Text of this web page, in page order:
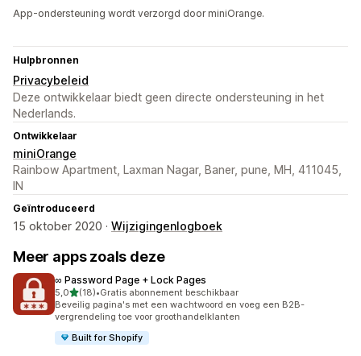
App-ondersteuning wordt verzorgd door miniOrange.
Hulpbronnen
Privacybeleid
Deze ontwikkelaar biedt geen directe ondersteuning in het
Nederlands.
Ontwikkelaar
miniOrange
Rainbow Apartment, Laxman Nagar, Baner, pune, MH, 411045,
IN
Geïntroduceerd
15 oktober 2020 · Wijzigingenlogboek
Meer apps zoals deze
∞ Password Page + Lock Pages
5,0van 5 sterren
(18)
18 recensies in totaal
•Gratis abonnement beschikbaar
Beveilig pagina's met een wachtwoord en voeg een B2B-
vergrendeling toe voor groothandelklanten
Built for Shopify